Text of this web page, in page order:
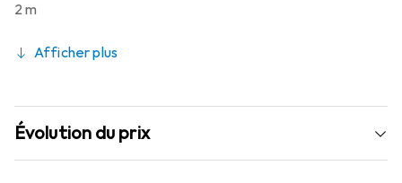
2 m
Afficher plus
Évolution du prix